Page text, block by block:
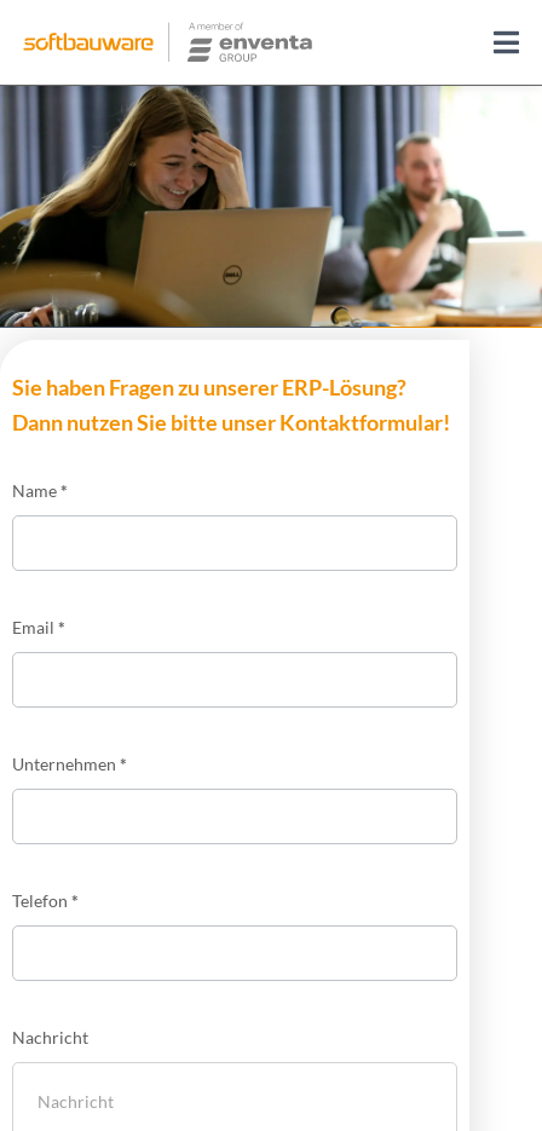
Sie haben Fragen zu unserer ERP-Lösung?
Dann nutzen Sie bitte unser Kontaktformular!
Name*
Email *
Unternehmen *
Telefon *
Nachricht